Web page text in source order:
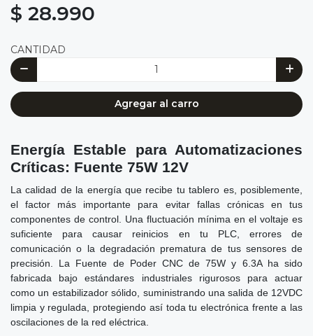
$ 28.990
CANTIDAD
Agregar al carro
Energía Estable para Automatizaciones
Críticas: Fuente 75W 12V
La calidad de la energía que recibe tu tablero es, posiblemente,
el factor más importante para evitar fallas crónicas en tus
componentes de control. Una fluctuación mínima en el voltaje es
suficiente para causar reinicios en tu PLC, errores de
comunicación o la degradación prematura de tus sensores de
precisión. La Fuente de Poder CNC de 75W y 6.3A ha sido
fabricada bajo estándares industriales rigurosos para actuar
como un estabilizador sólido, suministrando una salida de 12VDC
limpia y regulada, protegiendo así toda tu electrónica frente a las
oscilaciones de la red eléctrica.